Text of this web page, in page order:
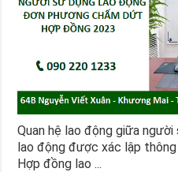
Quan hệ lao động giữa
lao động được xác lập
Hợp đồng lao ...